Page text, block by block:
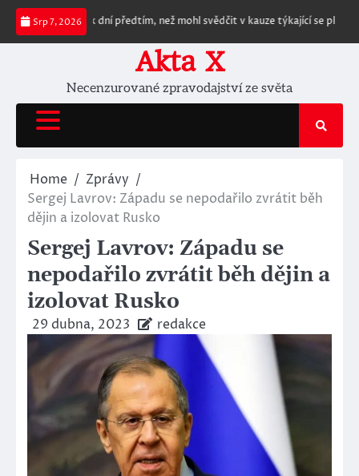
Skip
content
Srp 7, 2026
několik dní předtím, než mohl svědčit v kauze týkající se plánu
Akta X
Necenzurované zpravodajství ze světa
Home
Zprávy
Sergej Lavrov: Západu se nepodařilo zvrátit běh
dějin a izolovat Rusko
Sergej Lavrov: Západu se
nepodařilo zvrátit běh dějin a
izolovat Rusko
29 dubna, 2023 redakce